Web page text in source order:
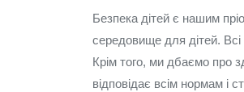
Безпека дітей є нашим
середовище для дітей. Всі
Крім того, ми дбаємо про
відповідає всім нормам і